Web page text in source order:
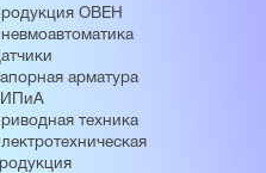
ОВЕН
арматура
техника